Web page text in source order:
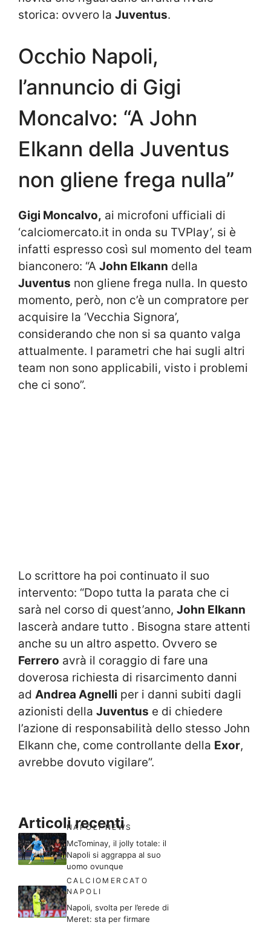
storica: ovvero la Juventus.
Occhio Napoli,
l’annuncio di Gigi
Moncalvo: “A John
Elkann della Juventus
non gliene frega nulla”
Gigi Moncalvo, ai microfoni ufficiali di
‘calciomercato.it in onda su TVPlay’, si è
infatti espresso così sul momento del team
bianconero: “A John Elkann della
Juventus non gliene frega nulla. In questo
momento, però, non c’è un compratore per
acquisire la ‘Vecchia Signora’,
considerando che non si sa quanto valga
attualmente. I parametri che hai sugli altri
team non sono applicabili, visto i problemi
che ci sono”.
Lo scrittore ha poi continuato il suo
intervento: “Dopo tutta la parata che ci
sarà nel corso di quest’anno, John Elkann
lascerà andare tutto . Bisogna stare attenti
anche su un altro aspetto. Ovvero se
Ferrero avrà il coraggio di fare una
doverosa richiesta di risarcimento danni
ad Andrea Agnelli per i danni subiti dagli
azionisti della Juventus e di chiedere
l’azione di responsabilità dello stesso John
Elkann che, come controllante della Exor,
avrebbe dovuto vigilare”.
Articoli recenti
NAPOLI NEWS
McTominay, il jolly totale: il
Napoli si aggrappa al suo
uomo ovunque
CALCIOMERCATO
NAPOLI
Napoli, svolta per l’erede di
Meret: sta per firmare